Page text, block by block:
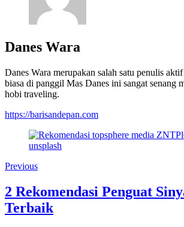
Danes Wara
Danes Wara merupakan salah satu penulis
biasa di panggil Mas Danes ini sangat senang
hobi traveling.
https://barisandepan.com
Previous
2 Rekomendasi Penguat
Terbaik